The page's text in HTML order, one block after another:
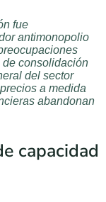
fue
antimonopolio
consolidación
del sector
a medida
abandonan
capacidad